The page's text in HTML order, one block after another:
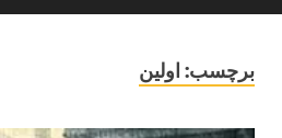
برچسب: اولین